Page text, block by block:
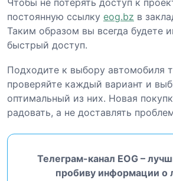
Чтобы не потерять доступ к
постоянную ссылку eog.bz в
Таким образом вы всегда будете
быстрый доступ.
Подходите к выбору автомобиля
проверяйте каждый вариант и
оптимальный из них. Новая
радовать, а не доставлять
Телеграм-канал EOG –
пробиву информации о